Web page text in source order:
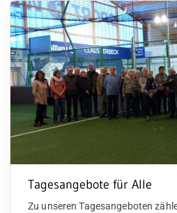
Tagesangebote für Alle
Zu unseren Tagesangeboten